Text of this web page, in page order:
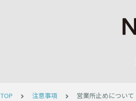
TOP 注意事項 営業所止めについて